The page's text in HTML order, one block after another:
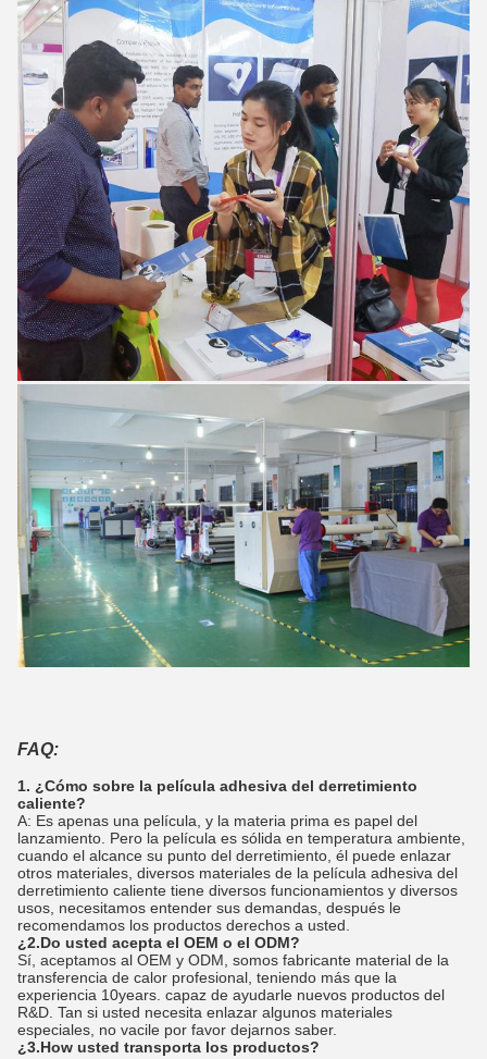
FAQ:
1. ¿Cómo sobre la película adhesiva del derretimiento
caliente?
A: Es apenas una película, y la materia prima es papel del
lanzamiento. Pero la película es sólida en temperatura ambiente,
cuando el alcance su punto del derretimiento, él puede enlazar
otros materiales, diversos materiales de la película adhesiva del
derretimiento caliente tiene diversos funcionamientos y diversos
usos, necesitamos entender sus demandas, después le
recomendamos los productos derechos a usted.
¿2.Do usted acepta el OEM o el ODM?
Sí, aceptamos al OEM y ODM, somos fabricante material de la
transferencia de calor profesional, teniendo más que la
experiencia 10years. capaz de ayudarle nuevos productos del
R&D. Tan si usted necesita enlazar algunos materiales
especiales, no vacile por favor dejarnos saber.
¿3.How usted transporta los productos?